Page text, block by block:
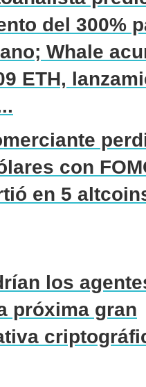
del 300%
Whale
ETH,
con
en 5
los
próxima gran